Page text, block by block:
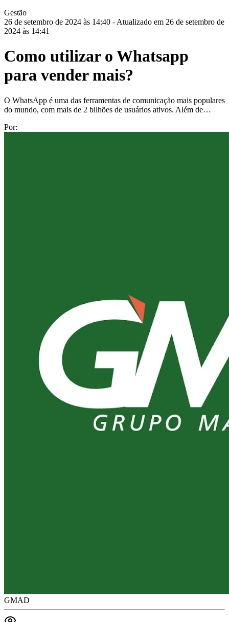
Gestão
26 de setembro de 2024 às 14:40 - Atualizado em 26 de setembro de
2024 às 14:41
Como utilizar o Whatsapp
para vender mais?
O WhatsApp é uma das ferramentas de comunicação mais populares
do mundo, com mais de 2 bilhões de usuários ativos. Além de…
Por:
GMAD